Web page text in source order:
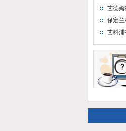
价单
艾德姆
价单
保定兰
艾科浦